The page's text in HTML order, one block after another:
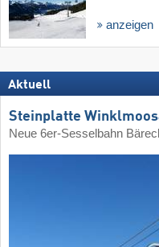
anzeigen
Aktuell
Steinplatte
Neue 6er-Sesselbahn